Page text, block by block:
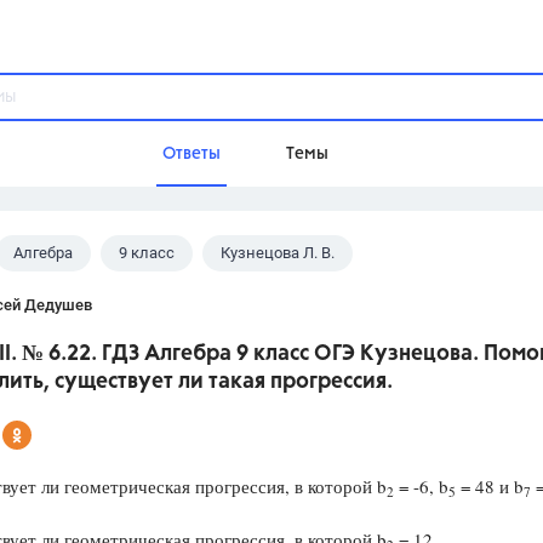
Ответы Темы
Домашнее задание
Учебники
Алгебра 9 класс Кузнецова Л. В.
Дедушев
№ 6.22. ГДЗ Алгебра 9 класс ОГЭ Кузнецова.
существует ли такая прогрессия.
ли геометрическая прогрессия, в которой b2 = -6, b5 = 48 и b7